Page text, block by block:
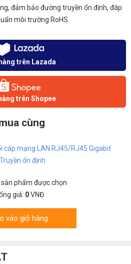
đảm bảo đường truyền ổn định, đáp
môi trường RoHS.
trên Lazada
trên Shopee
cùng
cáp mạng LAN RJ45/RJ45 Gigabit
ổn định
sản phẩm được chọn
giá: 0VNĐ
vào giỏ hàng